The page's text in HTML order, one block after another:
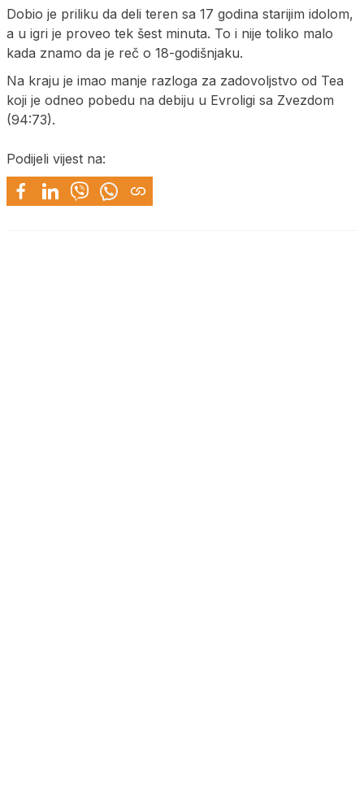
Dobio je priliku da deli teren sa 17 godina starijim idolom,
a u igri je proveo tek šest minuta. To i nije toliko malo
kada znamo da je reč o 18-godišnjaku.
Na kraju je imao manje razloga za zadovoljstvo od Tea
koji je odneo pobedu na debiju u Evroligi sa Zvezdom
(94:73).
Podijeli vijest na: